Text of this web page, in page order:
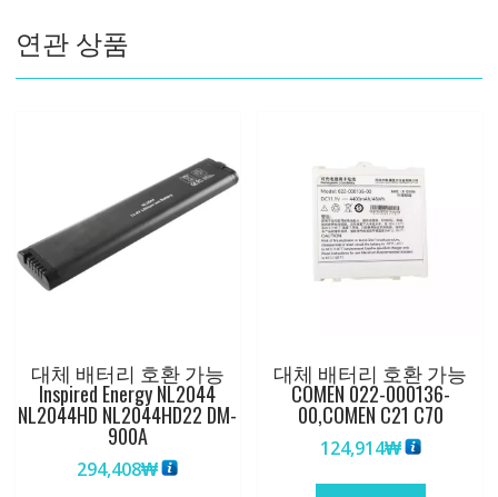
수
량
연관 상품
대체 배터리 호환 가능
Inspired Energy NL2044
NL2044HD NL2044HD22 DM-
900A
294,408₩
대체 배터리 호환 가능
COMEN 022-000136-
00,COMEN C21 C70
124,914₩